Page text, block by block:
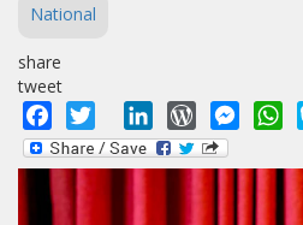
National
share
tweet
Facebook
Twitter LinkedInWordPress